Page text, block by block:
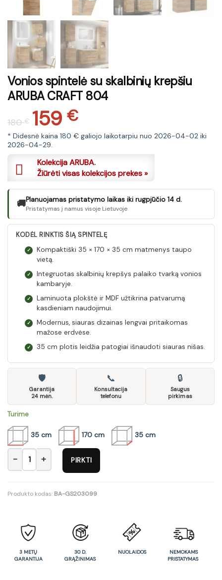
Vonios spintelė su skalbinių krepšiu
ARUBA CRAFT 804
180€
Original
price
was:
180 €.
159€
Current
price
is:
159 €.
* Didesnė kaina 180 € galiojo laikotarpiu nuo 2026-04-02 iki
2026-04-29.
Kolekcija ARUBA.
Žiūrėti visas kolekcijos prekes »
🚚Planuojamas pristatymo laikas iki rugpjūčio 14 d.
Pristatymas į namus visoje Lietuvoje
KODĖL RINKTIS ŠIĄ SPINTELĘ
✓
Kompaktiški 35 × 170 × 35 cm matmenys taupo
vietą.
✓
Integruotas skalbinių krepšys palaiko tvarką vonios
kambaryje.
✓
Laminuota plokštė ir MDF užtikrina patvarumą
kasdieniam naudojimui.
✓
Modernus, siauras dizainas lengvai pritaikomas
mažose erdvėse.
✓ 35 cm plotis leidžia patogiai išnaudoti siauras nišas.
🛡
Garantija
24 mėn.
📞
Konsultacija
telefonu
🔒
Saugus
pirkimas
Turime
35 cm 170 cm 35 cm
produkto kiekis: Vonios spintelė su skalbinių krepšiu ARUBA
PIRKTI
Produkto kodas: BA-GS203099
3 METŲ
GARANTIJA
30 D.
GRĄŽINIMAS
NUOLAIDOS
NEMOKAMS
PRISTATYMAS